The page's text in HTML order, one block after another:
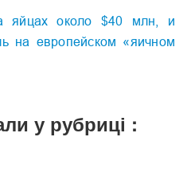
яйцах около $40 млн, и
на европейском «яичном
у рубриці :